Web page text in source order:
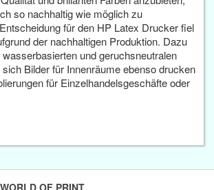
so nachhaltig wie möglich zu
für den HP Latex Drucker fiel
der nachhaltigen Produktion. Dazu
und geruchsneutralen
Bilder für Innenräume ebenso drucken
für Einzelhandelsgeschäfte oder